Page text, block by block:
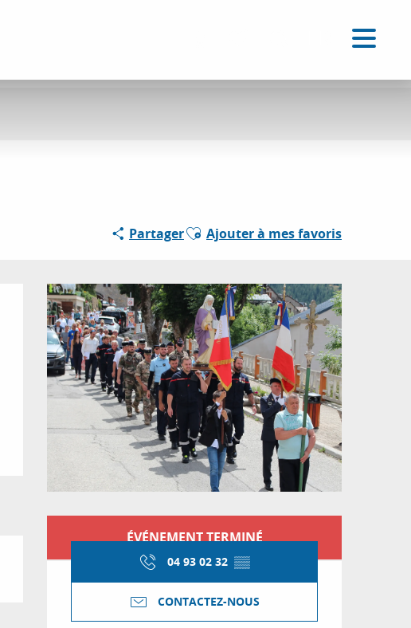
PartagerAjouter aux favoris
Ajouter à mes favoris
Ouverture et
ÉVÉNEMENT TERMINÉ
04 93 02 32 ▒▒
CONTACTEZ-NOUS